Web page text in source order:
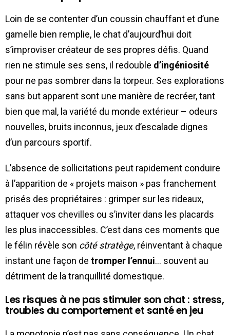
Loin de se contenter d’un coussin chauffant et d’une
gamelle bien remplie, le chat d’aujourd’hui doit
s’improviser créateur de ses propres défis. Quand
rien ne stimule ses sens, il redouble d’ingéniosité
pour ne pas sombrer dans la torpeur. Ses explorations
sans but apparent sont une manière de recréer, tant
bien que mal, la variété du monde extérieur – odeurs
nouvelles, bruits inconnus, jeux d’escalade dignes
d’un parcours sportif.
L’absence de sollicitations peut rapidement conduire
à l’apparition de « projets maison » pas franchement
prisés des propriétaires : grimper sur les rideaux,
attaquer vos chevilles ou s’inviter dans les placards
les plus inaccessibles. C’est dans ces moments que
le félin révèle son côté stratège, réinventant à chaque
instant une façon de tromper l’ennui… souvent au
détriment de la tranquillité domestique.
Les risques à ne pas stimuler son chat : stress,
troubles du comportement et santé en jeu